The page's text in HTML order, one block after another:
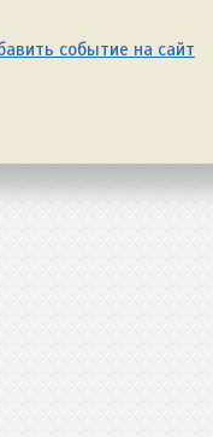
событие на сайт